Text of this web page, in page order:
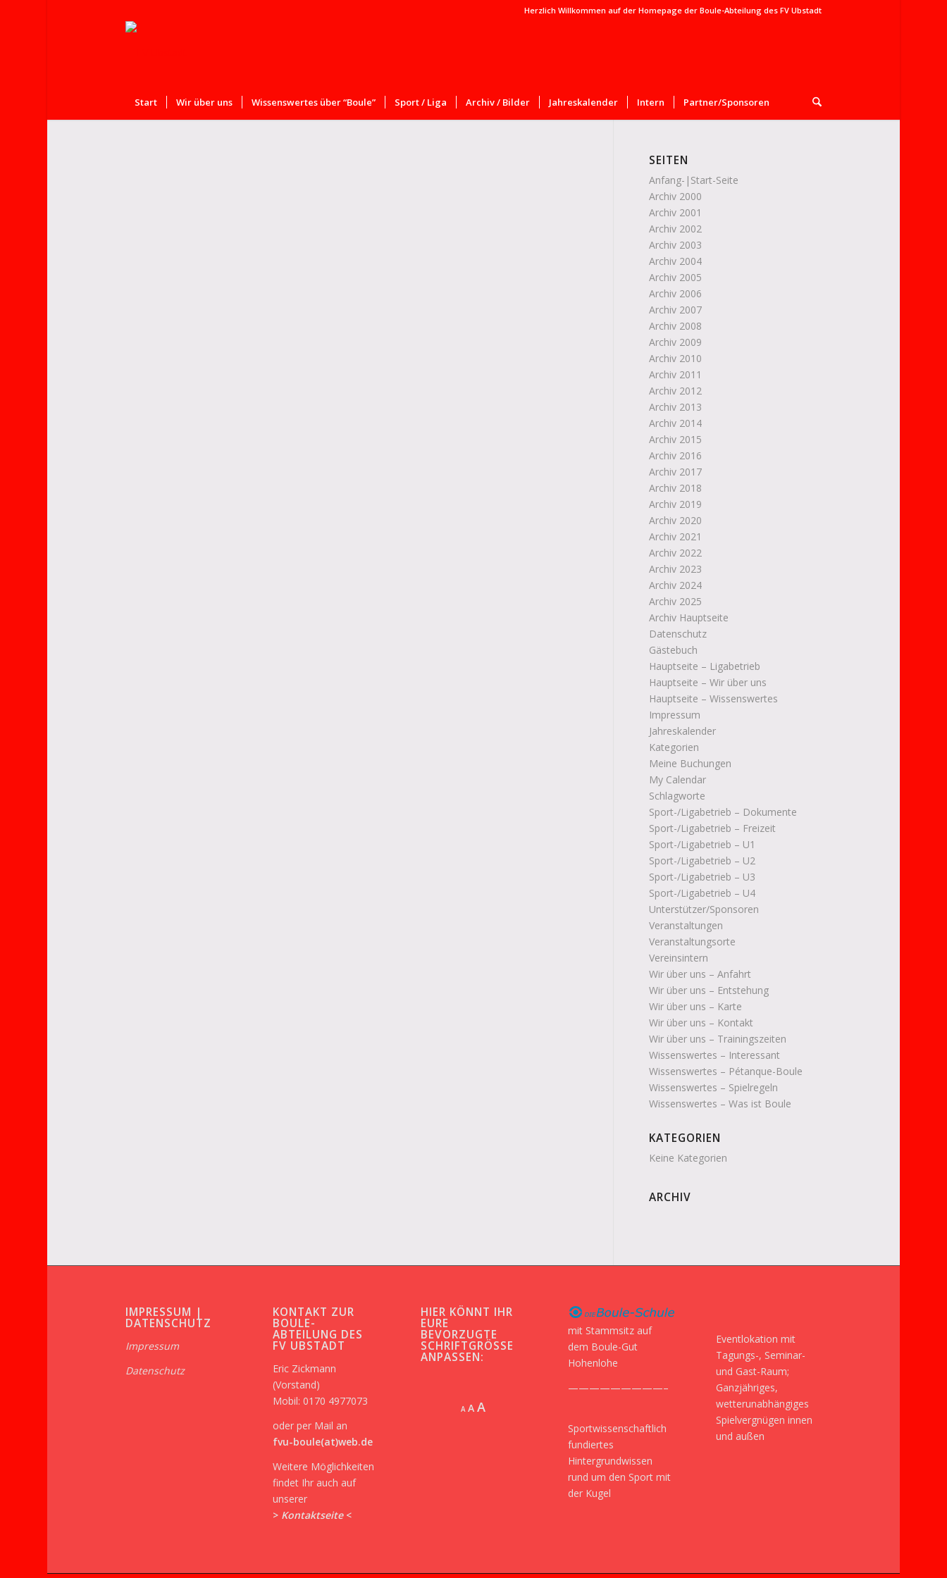
Herzlich Willkommen auf der Homepage der Boule-Abteilung des FV Ubstadt
Start Wir über uns Wissenswertes über “Boule” Sport / Liga Archiv / Bilder Jahreskalender Intern Partner/Sponsoren
SEITEN
Anfang-|Start-Seite
Archiv 2000
Archiv 2001
Archiv 2002
Archiv 2003
Archiv 2004
Archiv 2005
Archiv 2006
Archiv 2007
Archiv 2008
Archiv 2009
Archiv 2010
Archiv 2011
Archiv 2012
Archiv 2013
Archiv 2014
Archiv 2015
Archiv 2016
Archiv 2017
Archiv 2018
Archiv 2019
Archiv 2020
Archiv 2021
Archiv 2022
Archiv 2023
Archiv 2024
Archiv 2025
Archiv Hauptseite
Datenschutz
Gästebuch
Hauptseite – Ligabetrieb
Hauptseite – Wir über uns
Hauptseite – Wissenswertes
Impressum
Jahreskalender
Kategorien
Meine Buchungen
My Calendar
Schlagworte
Sport-/Ligabetrieb – Dokumente
Sport-/Ligabetrieb – Freizeit
Sport-/Ligabetrieb – U1
Sport-/Ligabetrieb – U2
Sport-/Ligabetrieb – U3
Sport-/Ligabetrieb – U4
Unterstützer/Sponsoren
Veranstaltungen
Veranstaltungsorte
Vereinsintern
Wir über uns – Anfahrt
Wir über uns – Entstehung
Wir über uns – Karte
Wir über uns – Kontakt
Wir über uns – Trainingszeiten
Wissenswertes – Interessant
Wissenswertes – Pétanque-Boule
Wissenswertes – Spielregeln
Wissenswertes – Was ist Boule
KATEGORIEN
Keine Kategorien
ARCHIV
IMPRESSUM |
DATENSCHUTZ
Impressum
Datenschutz
KONTAKT ZUR
BOULE-
ABTEILUNG DES
FV UBSTADT
Eric Zickmann
(Vorstand)
Mobil: 0170 4977073
oder per Mail an
fvu-boule(at)web.de
Weitere Möglichkeiten
findet Ihr auch auf
unserer
> Kontaktseite <
HIER KÖNNT IHR
EURE
BEVORZUGTE
SCHRIFTGRÖSSE A
NPASSEN:
A Decrease
AReset
AIncrease
mit Stammsitz auf
dem Boule-Gut
Hohenlohe
—————————–
Sportwissenschaftlich
fundiertes
Hintergrundwissen
rund um den Sport mit
der Kugel
Eventlokation mit
Tagungs-, Seminar-
und Gast-Raum;
Ganzjähriges,
wetterunabhängiges
Spielvergnügen innen
und außen